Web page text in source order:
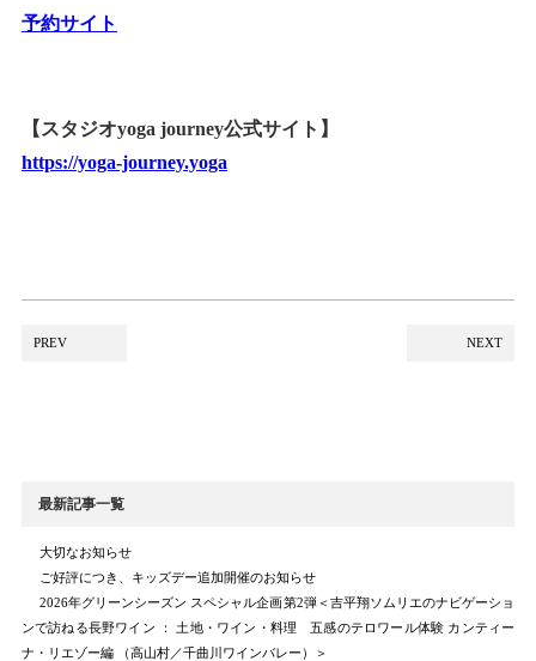
予約サイト
【スタジオyoga journey公式サイト】
https://yoga-journey.yoga
PREV NEXT
最新記事一覧
大切なお知らせ
ご好評につき、キッズデー追加開催のお知らせ
2026年グリーンシーズン スペシャル企画第2弾＜吉平翔ソムリエのナビゲーショ
ンで訪ねる長野ワイン ： 土地・ワイン・料理 五感のテロワール体験 カンティー
ナ・リエゾー編 （高山村／千曲川ワインバレー）＞